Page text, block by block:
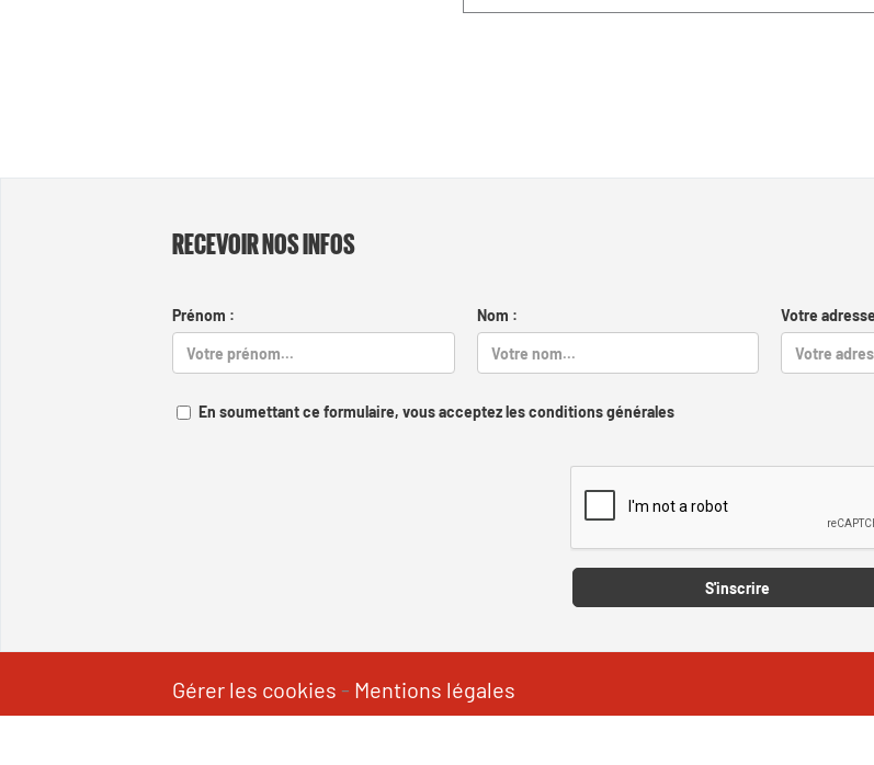
RECEVOIR NOS INFOS
Prénom : Nom : Votre
En soumettant ce formulaire, vous acceptez les conditions générales
S'inscrire
Gérer les cookies - Mentions légales